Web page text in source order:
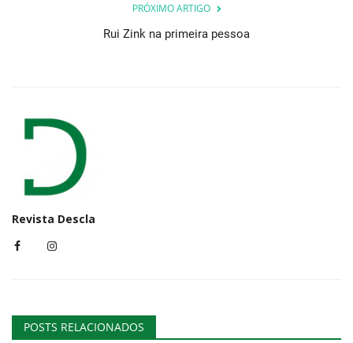
PRÓXIMO ARTIGO
Rui Zink na primeira pessoa
Revista Descla
POSTS RELACIONADOS